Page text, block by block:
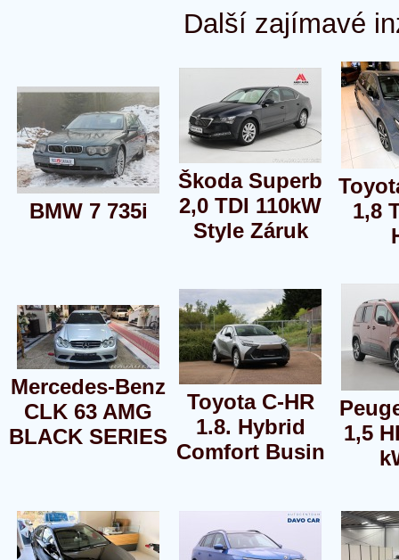
Další zajímavé
BMW 7 735i
Škoda Superb
2,0 TDI 110kW
Style Záruk
1,8
Mercedes-Benz
CLK 63 AMG
BLACK SERIES
Toyota C-HR
1.8. Hybrid
Comfort Busin
1,5